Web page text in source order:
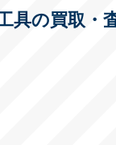
具の買取・